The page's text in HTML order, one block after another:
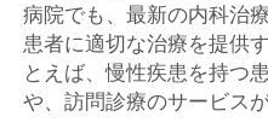
病院でも、最新の内科治
患者に適切な治療を提供
とえば、慢性疾患を持つ
や、訪問診療のサービス